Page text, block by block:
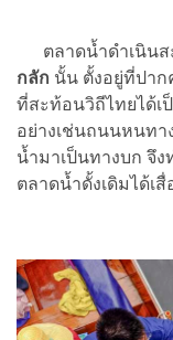
ตลาดน้ำดำเนินส
กลัก นั้น ตั้งอยู่ที่ปาก
ที่สะท้อนวิถีไทยได้เ
อย่างเช่นถนนหนทา
น้ำมาเป็นทางบก จึ
ตลาดน้ำดั้งเดิมได้เ